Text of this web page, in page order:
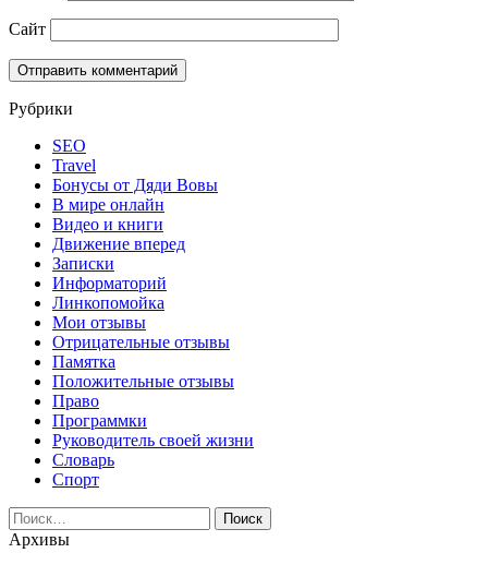
Сайт
Рубрики
SEO
Travel
Бонусы от Дяди Вовы
В мире онлайн
Видео и книги
Движение вперед
Записки
Информаторий
Линкопомойка
Мои отзывы
Отрицательные отзывы
Памятка
Положительные отзывы
Право
Программки
Руководитель своей жизни
Словарь
Спорт
Найти:
Архивы